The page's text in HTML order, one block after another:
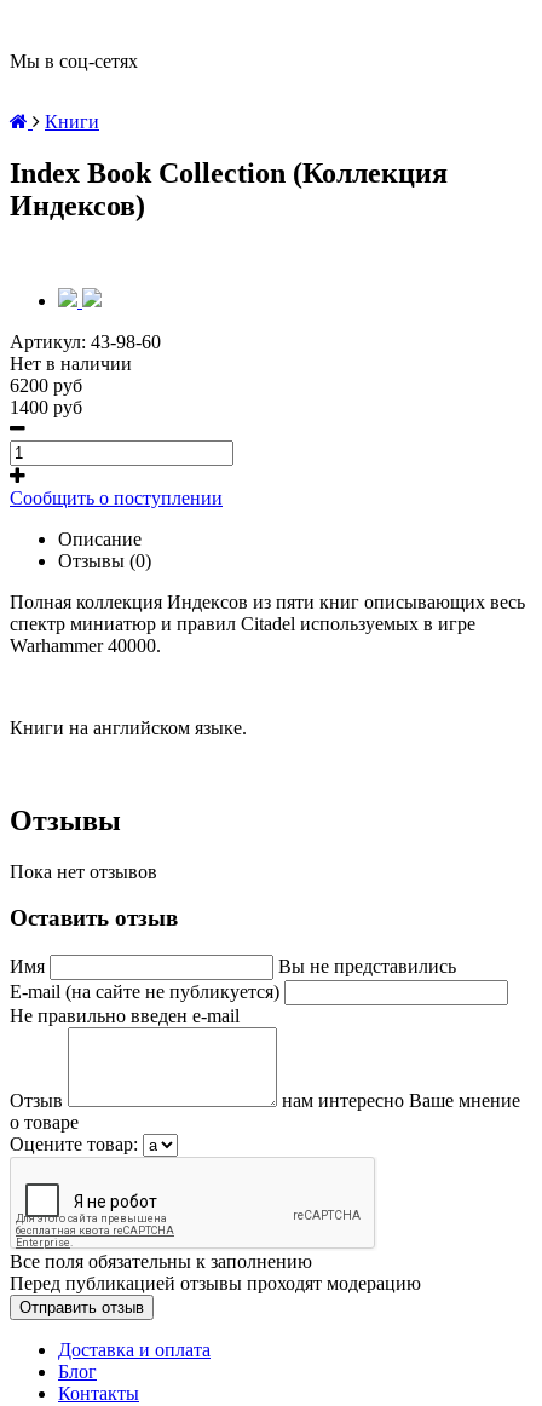
Мы в соц-сетях
Книги
Index Book Collection (Коллекция
Индексов)
Артикул: 43-98-60
Нет в наличии
6200 руб
1400 руб
Сообщить о поступлении
Описание
Отзывы (0)
Полная коллекция Индексов из пяти книг описывающих весь
спектр миниатюр и правил Citadel используемых в игре
Warhammer 40000.
Книги на английском языке.
Отзывы
Пока нет отзывов
Оставить отзыв
Имя
Вы не представились
E-mail (на сайте не публикуется)
Не правильно введен e-mail
Отзыв
нам интересно Ваше мнение
о товаре
Оцените товар:
Все поля обязательны к заполнению
Перед публикацией отзывы проходят модерацию
Доставка и оплата
Блог
Контакты